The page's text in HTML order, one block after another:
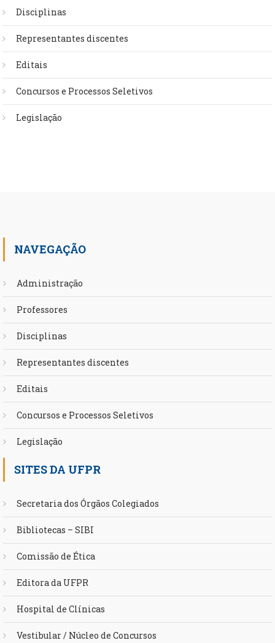
Disciplinas
Representantes discentes
Editais
Concursos e Processos Seletivos
Legislação
NAVEGAÇÃO
Administração
Professores
Disciplinas
Representantes discentes
Editais
Concursos e Processos Seletivos
Legislação
SITES DA UFPR
Secretaria dos Órgãos Colegiados
Bibliotecas – SIBI
Comissão de Ética
Editora da UFPR
Hospital de Clínicas
Vestibular / Núcleo de Concursos